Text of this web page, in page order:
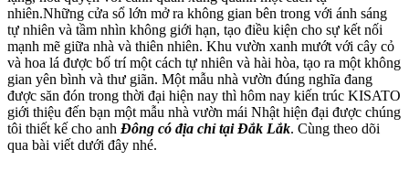
nhiên.Những cửa sổ lớn mở ra không gian bên trong với ánh sáng
tự nhiên và tầm nhìn không giới hạn, tạo điều kiện cho sự kết nối
mạnh mẽ giữa nhà và thiên nhiên. Khu vườn xanh mướt với cây cỏ
và hoa lá được bố trí một cách tự nhiên và hài hòa, tạo ra một không
gian yên bình và thư giãn. Một mẫu nhà vườn đúng nghĩa đang
được săn đón trong thời đại hiện nay thì hôm nay kiến trúc KISATO
giới thiệu đến bạn một mẫu nhà vườn mái Nhật hiện đại được chúng
tôi thiết kế cho anh Đông có địa chỉ tại Đắk Lắk. Cùng theo dõi
qua bài viết dưới đây nhé.